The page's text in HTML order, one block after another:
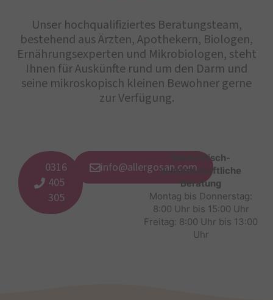
Unser hochqualifiziertes Beratungsteam,
bestehend aus Ärzten, Apothekern, Biologen,
Ernährungsexperten und Mikrobiologen, steht
Ihnen für Auskünfte rund um den Darm und
seine mikroskopisch kleinen Bewohner gerne
zur Verfügung.
0316
405
305
info@allergosan.com
Medizinisch-
wissenschaftliche
Beratung
Montag bis Donnerstag:
8:00 Uhr bis 15:00 Uhr
Freitag: 8:00 Uhr bis 13:00
Uhr